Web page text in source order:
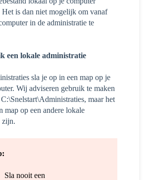
Het is dan niet mogelijk om vanaf
in de administratie te
een lokale administratie
sla je op in een map op je
Wij adviseren gebruik te maken
maar het
map op een andere lokale
zijn.
Sla nooit een